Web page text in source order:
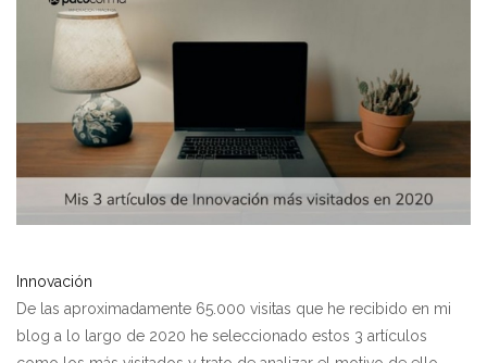
Innovación
De las aproximadamente 65.000 visitas que he recibido en mi
blog a lo largo de 2020 he seleccionado estos 3 artículos